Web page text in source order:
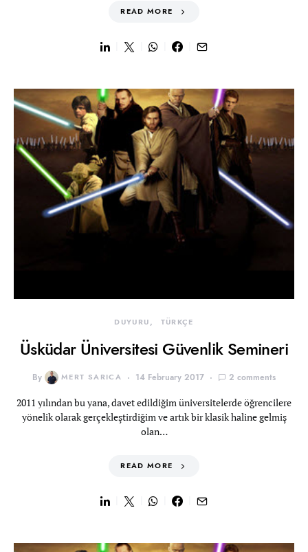
READ MORE
DUYURU TÜRKÇE
Üsküdar Üniversitesi Güvenlik Semineri
By MERT SARICA 14 February 2017 2 comments
2011 yılından bu yana, davet edildiğim üniversitelerde öğrencilere
yönelik olarak gerçekleştirdiğim ve artık bir klasik haline gelmiş
olan…
READ MORE